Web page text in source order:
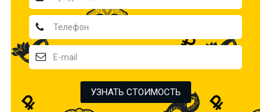
УЗНАТЬ СТОИМОСТЬ